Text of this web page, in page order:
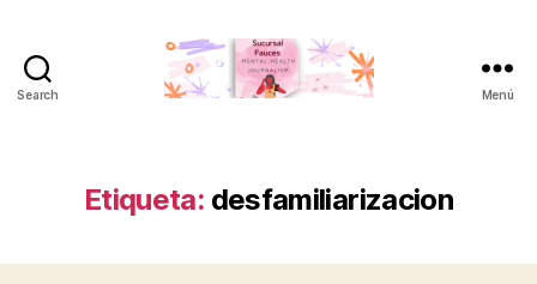
Search Menú
Etiqueta: desfamiliarizacion